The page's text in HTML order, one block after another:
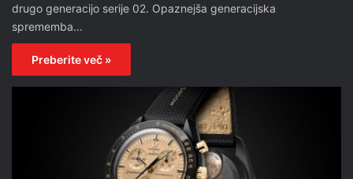
drugo generacijo serije 02. Opaznejša generacijska
sprememba…
Preberite več »